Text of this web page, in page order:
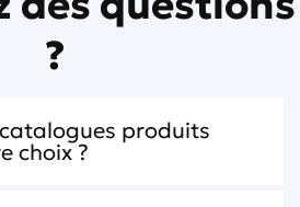
?
produits
choix ?